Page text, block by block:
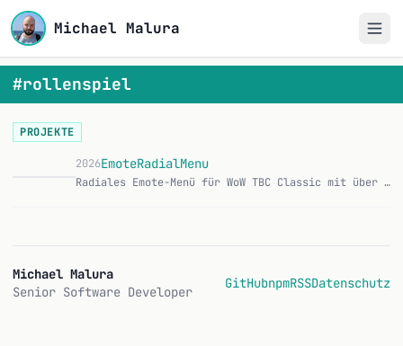
Michael Malura
#rollenspiel
PROJEKTE
2026EmoteRadialMenu
Radiales Emote-Menü für WoW TBC Classic mit über 150 Emotes in 8 Kategorien, aktivierbar per Keybind. CurseForge | GitHub Features: Radiales oder Grid-Layout fü…
Michael Malura
Senior Software Developer
GitHubnpmRSSDatenschutz